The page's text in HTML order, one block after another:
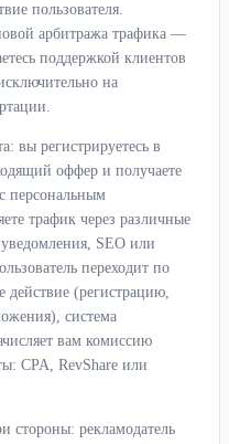
пользователя.
арбитража трафика —
поддержкой клиентов
на
вы регистрируетесь в
оффер и получаете
персональным
трафик через различные
SEO или
переходит по
действие (регистрацию,
система
вам комиссию
CPA, RevShare или
стороны: рекламодатель